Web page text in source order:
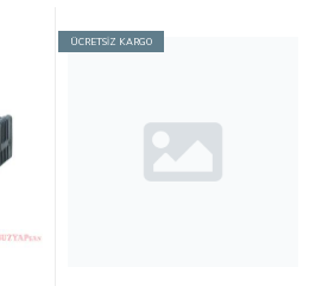
ÜCRETSİZ KARGO